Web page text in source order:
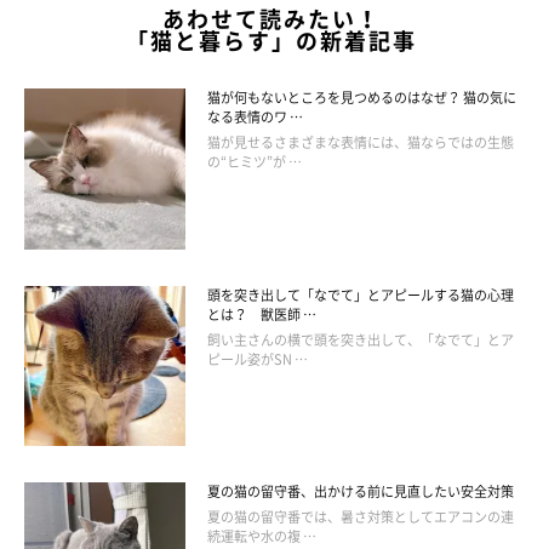
あわせて読みたい！
「猫と暮らす」の新着記事
猫が何もないところを見つめるのはなぜ？ 猫の気に
なる表情のワ …
猫が見せるさまざまな表情には、猫ならではの生態
の“ヒミツ”が …
頭を突き出して「なでて」とアピールする猫の心理
とは？ 獣医師 …
飼い主さんの横で頭を突き出して、「なでて」とア
ピール姿がSN …
夏の猫の留守番、出かける前に見直したい安全対策
夏の猫の留守番では、暑さ対策としてエアコンの連
続運転や水の複 …